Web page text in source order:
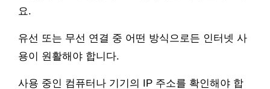
요.
유선 또는 무선 연결 중 어떤 방식으로든 인터넷 사
용이 원활해야 합니다.
사용 중인 컴퓨터나 기기의 IP 주소를 확인해야 합